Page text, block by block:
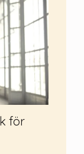
för